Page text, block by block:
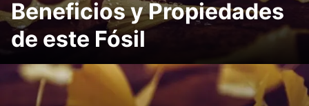
Beneficios y Propiedades
de este Fósil